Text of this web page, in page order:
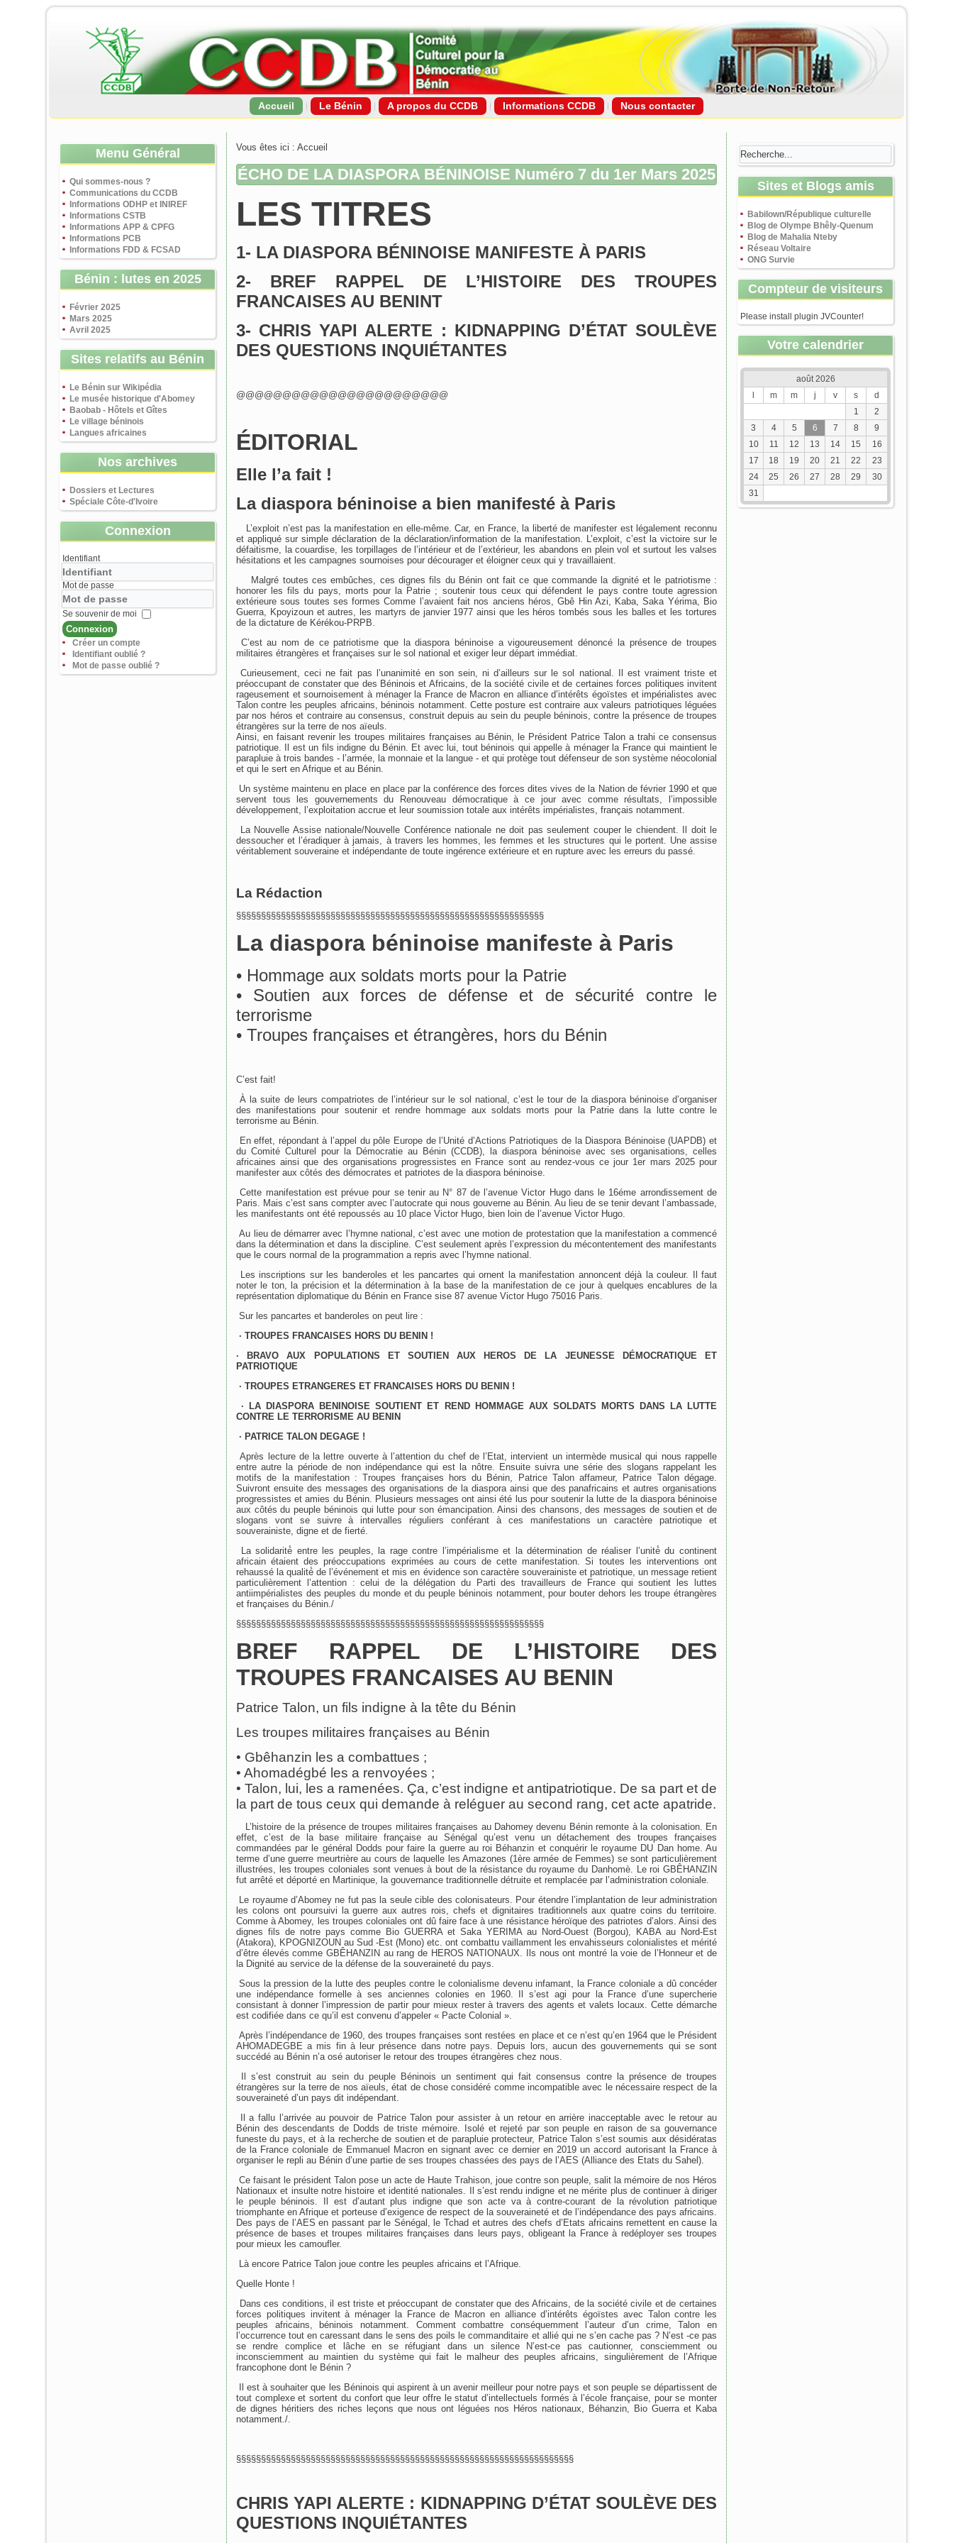
Accueil Le Bénin A propos du CCDB Informations CCDB Nous contacter
Menu Général
Qui sommes-nous ?
Communications du CCDB
Informations ODHP et INIREF
Informations CSTB
Informations APP & CPFG
Informations PCB
Informations FDD & FCSAD
Bénin : lutes en 2025
Février 2025
Mars 2025
Avril 2025
Sites relatifs au Bénin
Le Bénin sur Wikipédia
Le musée historique d'Abomey
Baobab - Hôtels et Gîtes
Le village béninois
Langues africaines
Nos archives
Dossiers et Lectures
Spéciale Côte-d'Ivoire
Connexion
Identifiant
Mot de passe
Se souvenir de moi
Connexion
Créer un compte
Identifiant oublié ?
Mot de passe oublié ?
Vous êtes ici : Accueil
ÉCHO DE LA DIASPORA BÉNINOISE Numéro 7 du 1er Mars 2025
LES TITRES
1- LA DIASPORA BÉNINOISE MANIFESTE À PARIS
2- BREF RAPPEL DE L’HISTOIRE DES TROUPES
FRANCAISES AU BENINT
3- CHRIS YAPI ALERTE : KIDNAPPING D’ÉTAT SOULÈVE
DES QUESTIONS INQUIÉTANTES
@@@@@@@@@@@@@@@@@@@@@@@
ÉDITORIAL
Elle l’a fait !
La diaspora béninoise a bien manifesté à Paris
L’exploit n’est pas la manifestation en elle-même. Car, en France, la liberté de manifester est légalement reconnu
et appliqué sur simple déclaration de la déclaration/information de la manifestation. L’exploit, c’est la victoire sur le
défaitisme, la couardise, les torpillages de l’intérieur et de l’extérieur, les abandons en plein vol et surtout les valses
hésitations et les campagnes sournoises pour décourager et éloigner ceux qui y travaillaient.
Malgré toutes ces embûches, ces dignes fils du Bénin ont fait ce que commande la dignité et le patriotisme :
honorer les fils du pays, morts pour la Patrie ; soutenir tous ceux qui défendent le pays contre toute agression
extérieure sous toutes ses formes Comme l’avaient fait nos anciens héros, Gbê Hin Azi, Kaba, Saka Yérima, Bio
Guerra, Kpoyizoun et autres, les martyrs de janvier 1977 ainsi que les héros tombés sous les balles et les tortures
de la dictature de Kérékou-PRPB.
C’est au nom de ce patriotisme que la diaspora béninoise a vigoureusement dénoncé la présence de troupes
militaires étrangères et françaises sur le sol national et exiger leur départ immédiat.
Curieusement, ceci ne fait pas l’unanimité en son sein, ni d’ailleurs sur le sol national. Il est vraiment triste et
préoccupant de constater que des Béninois et Africains, de la société civile et de certaines forces politiques invitent
rageusement et sournoisement à ménager la France de Macron en alliance d’intérêts égoïstes et impérialistes avec
Talon contre les peuples africains, béninois notamment. Cette posture est contraire aux valeurs patriotiques léguées
par nos héros et contraire au consensus, construit depuis au sein du peuple béninois, contre la présence de troupes
étrangères sur la terre de nos aïeuls.
Ainsi, en faisant revenir les troupes militaires françaises au Bénin, le Président Patrice Talon a trahi ce consensus
patriotique. Il est un fils indigne du Bénin. Et avec lui, tout béninois qui appelle à ménager la France qui maintient le
parapluie à trois bandes - l’armée, la monnaie et la langue - et qui protège tout défenseur de son système néocolonial
et qui le sert en Afrique et au Bénin.
Un système maintenu en place en place par la conférence des forces dites vives de la Nation de février 1990 et que
servent tous les gouvernements du Renouveau démocratique à ce jour avec comme résultats, l’impossible
développement, l’exploitation accrue et leur soumission totale aux intérêts impérialistes, français notamment.
La Nouvelle Assise nationale/Nouvelle Conférence nationale ne doit pas seulement couper le chiendent. Il doit le
dessoucher et l’éradiquer à jamais, à travers les hommes, les femmes et les structures qui le portent. Une assise
véritablement souveraine et indépendante de toute ingérence extérieure et en rupture avec les erreurs du passé.
La Rédaction
§§§§§§§§§§§§§§§§§§§§§§§§§§§§§§§§§§§§§§§§§§§§§§§§§§§§§§§§§§§§§§
La diaspora béninoise manifeste à Paris
• Hommage aux soldats morts pour la Patrie
• Soutien aux forces de défense et de sécurité contre le
terrorisme
• Troupes françaises et étrangères, hors du Bénin
C’est fait!
À la suite de leurs compatriotes de l’intérieur sur le sol national, c’est le tour de la diaspora béninoise d’organiser
des manifestations pour soutenir et rendre hommage aux soldats morts pour la Patrie dans la lutte contre le
terrorisme au Bénin.
En effet, répondant à l’appel du pôle Europe de l’Unité d’Actions Patriotiques de la Diaspora Béninoise (UAPDB) et
du Comité Culturel pour la Démocratie au Bénin (CCDB), la diaspora béninoise avec ses organisations, celles
africaines ainsi que des organisations progressistes en France sont au rendez-vous ce jour 1er mars 2025 pour
manifester aux côtés des démocrates et patriotes de la diaspora béninoise.
Cette manifestation est prévue pour se tenir au N° 87 de l’avenue Victor Hugo dans le 16éme arrondissement de
Paris. Mais c’est sans compter avec l’autocrate qui nous gouverne au Bénin. Au lieu de se tenir devant l’ambassade,
les manifestants ont été repoussés au 10 place Victor Hugo, bien loin de l’avenue Victor Hugo.
Au lieu de démarrer avec l’hymne national, c’est avec une motion de protestation que la manifestation a commencé
dans la détermination et dans la discipline. C’est seulement après l’expression du mécontentement des manifestants
que le cours normal de la programmation a repris avec l’hymne national.
Les inscriptions sur les banderoles et les pancartes qui ornent la manifestation annoncent déjà la couleur. Il faut
noter le ton, la précision et la détermination à la base de la manifestation de ce jour à quelques encablures de la
représentation diplomatique du Bénin en France sise 87 avenue Victor Hugo 75016 Paris.
Sur les pancartes et banderoles on peut lire :
· TROUPES FRANCAISES HORS DU BENIN !
· BRAVO AUX POPULATIONS ET SOUTIEN AUX HEROS DE LA JEUNESSE DÉMOCRATIQUE ET
PATRIOTIQUE
· TROUPES ETRANGERES ET FRANCAISES HORS DU BENIN !
· LA DIASPORA BENINOISE SOUTIENT ET REND HOMMAGE AUX SOLDATS MORTS DANS LA LUTTE
CONTRE LE TERRORISME AU BENIN
· PATRICE TALON DEGAGE !
Après lecture de la lettre ouverte à l’attention du chef de l’Etat, intervient un intermède musical qui nous rappelle
entre autre la période de non indépendance qui est la nôtre. Ensuite suivra une série des slogans rappelant les
motifs de la manifestation : Troupes françaises hors du Bénin, Patrice Talon affameur, Patrice Talon dégage.
Suivront ensuite des messages des organisations de la diaspora ainsi que des panafricains et autres organisations
progressistes et amies du Bénin. Plusieurs messages ont ainsi été lus pour soutenir la lutte de la diaspora béninoise
aux côtés du peuple béninois qui lutte pour son émancipation. Ainsi des chansons, des messages de soutien et de
slogans vont se suivre à intervalles réguliers conférant à ces manifestations un caractère patriotique et
souverainiste, digne et de fierté.
La solidarité́ entre les peuples, la rage contre l’impérialisme et la détermination de réaliser l’unité́ du continent
africain étaient des préoccupations exprimées au cours de cette manifestation. Si toutes les interventions ont
rehaussé la qualité́ de l’événement et mis en évidence son caractère souverainiste et patriotique, un message retient
particulièrement l’attention : celui de la délégation du Parti des travailleurs de France qui soutient les luttes
antiimpérialistes des peuples du monde et du peuple béninois notamment, pour bouter dehors les troupe étrangères
et françaises du Bénin./
§§§§§§§§§§§§§§§§§§§§§§§§§§§§§§§§§§§§§§§§§§§§§§§§§§§§§§§§§§§§§§
BREF RAPPEL DE L’HISTOIRE DES
TROUPES FRANCAISES AU BENIN
Patrice Talon, un fils indigne à la tête du Bénin
Les troupes militaires françaises au Bénin
• Gbêhanzin les a combattues ;
• Ahomadégbé les a renvoyées ;
• Talon, lui, les a ramenées. Ça, c’est indigne et antipatriotique. De sa part et de
la part de tous ceux qui demande à reléguer au second rang, cet acte apatride.
L’histoire de la présence de troupes militaires françaises au Dahomey devenu Bénin remonte à la colonisation. En
effet, c’est de la base militaire française au Sénégal qu’est venu un détachement des troupes françaises
commandées par le général Dodds pour faire la guerre au roi Béhanzin et conquérir le royaume DU Dan home. Au
terme d’une guerre meurtrière au cours de laquelle les Amazones (1ère armée de Femmes) se sont particulièrement
illustrées, les troupes coloniales sont venues à bout de la résistance du royaume du Danhomè. Le roi GBÊHANZIN
fut arrêté et déporté en Martinique, la gouvernance traditionnelle détruite et remplacée par l’administration coloniale.
Le royaume d’Abomey ne fut pas la seule cible des colonisateurs. Pour étendre l’implantation de leur administration
les colons ont poursuivi la guerre aux autres rois, chefs et dignitaires traditionnels aux quatre coins du territoire.
Comme à Abomey, les troupes coloniales ont dû faire face à une résistance héroïque des patriotes d’alors. Ainsi des
dignes fils de notre pays comme Bio GUERRA et Saka YERIMA au Nord-Ouest (Borgou), KABA au Nord-Est
(Atakora), KPOGNIZOUN au Sud -Est (Mono) etc. ont combattu vaillamment les envahisseurs colonialistes et mérité
d’être élevés comme GBÊHANZIN au rang de HEROS NATIONAUX. Ils nous ont montré la voie de l’Honneur et de
la Dignité au service de la défense de la souveraineté du pays.
Sous la pression de la lutte des peuples contre le colonialisme devenu infamant, la France coloniale a dû concéder
une indépendance formelle à ses anciennes colonies en 1960. Il s’est agi pour la France d’une supercherie
consistant à donner l’impression de partir pour mieux rester à travers des agents et valets locaux. Cette démarche
est codifiée dans ce qu’il est convenu d’appeler « Pacte Colonial ».
Après l’indépendance de 1960, des troupes françaises sont restées en place et ce n’est qu’en 1964 que le Président
AHOMADEGBE a mis fin à leur présence dans notre pays. Depuis lors, aucun des gouvernements qui se sont
succédé au Bénin n’a osé autoriser le retour des troupes étrangères chez nous.
Il s’est construit au sein du peuple Béninois un sentiment qui fait consensus contre la présence de troupes
étrangères sur la terre de nos aïeuls, état de chose considéré comme incompatible avec le nécessaire respect de la
souveraineté d’un pays dit indépendant.
Il a fallu l’arrivée au pouvoir de Patrice Talon pour assister à un retour en arrière inacceptable avec le retour au
Bénin des descendants de Dodds de triste mémoire. Isolé et rejeté par son peuple en raison de sa gouvernance
funeste du pays, et à la recherche de soutien et de parapluie protecteur, Patrice Talon s’est soumis aux désidératas
de la France coloniale de Emmanuel Macron en signant avec ce dernier en 2019 un accord autorisant la France à
organiser le repli au Bénin d’une partie de ses troupes chassées des pays de l’AES (Alliance des Etats du Sahel).
Ce faisant le président Talon pose un acte de Haute Trahison, joue contre son peuple, salit la mémoire de nos Héros
Nationaux et insulte notre histoire et identité nationales. Il s’est rendu indigne et ne mérite plus de continuer à diriger
le peuple béninois. Il est d’autant plus indigne que son acte va à contre-courant de la révolution patriotique
triomphante en Afrique et porteuse d’exigence de respect de la souveraineté et de l’indépendance des pays africains.
Des pays de l’AES en passant par le Sénégal, le Tchad et autres des chefs d’Etats africains remettent en cause la
présence de bases et troupes militaires françaises dans leurs pays, obligeant la France à redéployer ses troupes
pour mieux les camoufler.
Là encore Patrice Talon joue contre les peuples africains et l’Afrique.
Quelle Honte !
Dans ces conditions, il est triste et préoccupant de constater que des Africains, de la société civile et de certaines
forces politiques invitent à ménager la France de Macron en alliance d’intérêts égoïstes avec Talon contre les
peuples africains, béninois notamment. Comment combattre conséquemment l’auteur d’un crime, Talon en
l’occurrence tout en caressant dans le sens des poils le commanditaire et allié qui ne s’en cache pas ? N’est -ce pas
se rendre complice et lâche en se réfugiant dans un silence N’est-ce pas cautionner, consciemment ou
inconsciemment au maintien du système qui fait le malheur des peuples africains, singulièrement de l’Afrique
francophone dont le Bénin ?
Il est à souhaiter que les Béninois qui aspirent à un avenir meilleur pour notre pays et son peuple se départissent de
tout complexe et sortent du confort que leur offre le statut d’intellectuels formés à l’école française, pour se monter
de dignes héritiers des riches leçons que nous ont léguées nos Héros nationaux, Béhanzin, Bio Guerra et Kaba
notamment./.
§§§§§§§§§§§§§§§§§§§§§§§§§§§§§§§§§§§§§§§§§§§§§§§§§§§§§§§§§§§§§§§§§§§§
CHRIS YAPI ALERTE : KIDNAPPING D’ÉTAT SOULÈVE DES
QUESTIONS INQUIÉTANTES
Sites et Blogs amis
Babilown/République culturelle
Blog de Olympe Bhêly-Quenum
Blog de Mahalia Nteby
Réseau Voltaire
ONG Survie
Compteur de visiteurs
Please install plugin JVCounter!
Votre calendrier
août 2026
m m j v s
d
1
2
3
4 5 6 7 8
9
10
11 12 13 14 15
16
17
18 19 20 21 22
23
24
25 26 27 28 29
30
31